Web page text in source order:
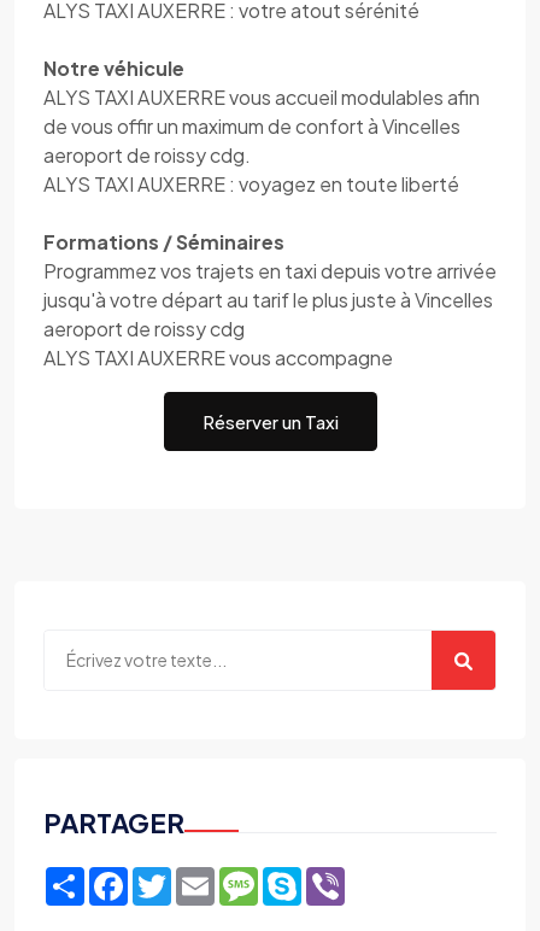
ALYS TAXI AUXERRE : votre atout sérénité
Notre véhicule
ALYS TAXI AUXERRE vous accueil modulables afin
de vous offir un maximum de confort à Vincelles
aeroport de roissy cdg.
ALYS TAXI AUXERRE : voyagez en toute liberté
Formations / Séminaires
Programmez vos trajets en taxi depuis votre arrivée
jusqu'à votre départ au tarif le plus juste à Vincelles
aeroport de roissy cdg
ALYS TAXI AUXERRE vous accompagne
Réserver un Taxi
PARTAGER
ShareFacebook
TwitterEmailMessage
Skype